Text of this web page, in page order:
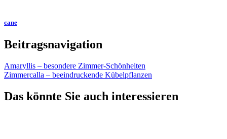
cane
Beitragsnavigation
Amaryllis – besondere Zimmer-Schönheiten
Zimmercalla – beeindruckende Kübelpflanzen
Das könnte Sie auch interessieren